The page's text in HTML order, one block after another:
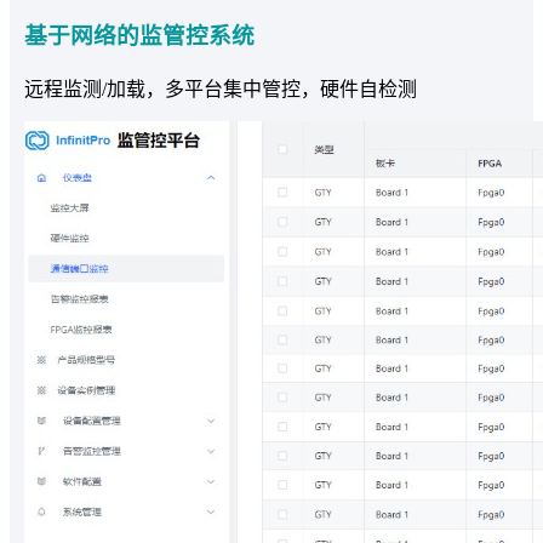
基于网络的监管控系统
远程监测/加载，多平台集中管控，硬件自检测